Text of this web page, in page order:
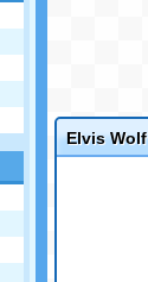
Elvis Wolf